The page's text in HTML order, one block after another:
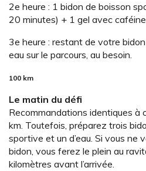
2e heure : 1 bidon de boisson
20 minutes) + 1 gel avec
3e heure : restant de votre
eau sur le parcours, au besoin.
100 km
Le matin du défi
Recommandations identiques à
km. Toutefois, préparez trois
sportive et un d’eau. Si vous ne
bidon, vous ferez le plein au
kilomètres avant l’arrivée.